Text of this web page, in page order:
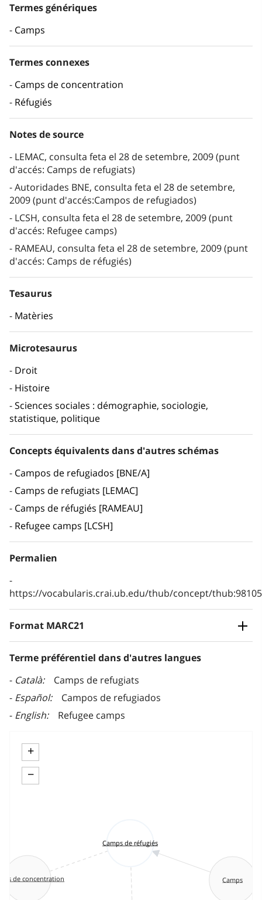
Termes génériques
Camps
Termes connexes
Camps de concentration
Réfugiés
Notes de source
LEMAC, consulta feta el 28 de setembre, 2009 (punt
d'accés: Camps de refugiats)
Autoridades BNE, consulta feta el 28 de setembre,
2009 (punt d'accés:Campos de refugiados)
LCSH, consulta feta el 28 de setembre, 2009 (punt
d'accés: Refugee camps)
RAMEAU, consulta feta el 28 de setembre, 2009 (punt
d'accés: Camps de réfugiés)
Tesaurus
Matèries
Microtesaurus
Droit
Histoire
Sciences sociales : démographie, sociologie,
statistique, politique
Concepts équivalents dans d'autres schémas
Campos de refugiados [BNE/A]
Camps de refugiats [LEMAC]
Camps de réfugiés [RAMEAU]
Refugee camps [LCSH]
Permalien
https://vocabularis.crai.ub.edu/thub/concept/
Format MARC21
Terme préférentiel dans d'autres langues
Català
Camps de refugiats
Español
Campos de refugiados
English
Refugee camps
+
−
de concentration
Camps de réfugiés
Camps